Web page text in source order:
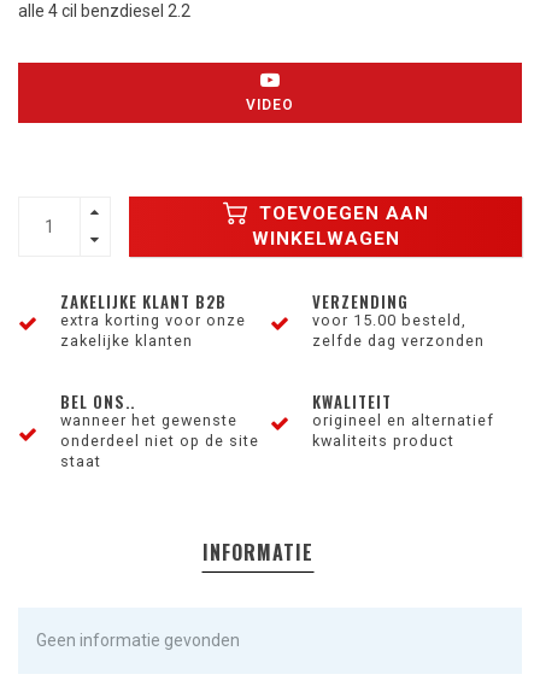
alle 4 cil benzdiesel 2.2
VIDEO
TOEVOEGEN AAN
WINKELWAGEN
ZAKELIJKE KLANT B2B
extra korting voor onze
zakelijke klanten
VERZENDING
voor 15.00 besteld,
zelfde dag verzonden
BEL ONS..
wanneer het gewenste
onderdeel niet op de site
staat
KWALITEIT
origineel en alternatief
kwaliteits product
INFORMATIE
Geen informatie gevonden